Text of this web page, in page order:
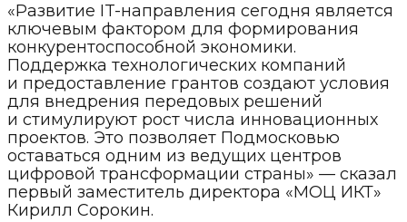
«Развитие IT-направления сегодня является
ключевым фактором для формирования
конкурентоспособной экономики.
Поддержка технологических компаний
и предоставление грантов создают условия
для внедрения передовых решений
и стимулируют рост числа инновационных
проектов. Это позволяет Подмосковью
оставаться одним из ведущих центров
цифровой трансформации страны» — сказал
первый заместитель директора «МОЦ ИКТ»
Кирилл Сорокин.